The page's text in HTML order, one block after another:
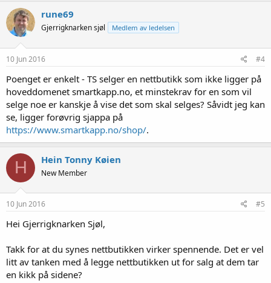
rune69
Gjerrigknarken sjøl Medlem av ledelsen
10 Jun 2016 #4
Poenget er enkelt - TS selger en nettbutikk som ikke ligger på
hoveddomenet smartkapp.no, et minstekrav for en som vil
selge noe er kanskje å vise det som skal selges? Såvidt jeg kan
se, ligger forøvrig sjappa på
https://www.smartkapp.no/shop/.
H Hein Tonny Køien
New Member
10 Jun 2016 #5
Hei Gjerrigknarken Sjøl,
Takk for at du synes nettbutikken virker spennende. Det er vel
litt av tanken med å legge nettbutikken ut for salg at dem tar
en kikk på sidene?